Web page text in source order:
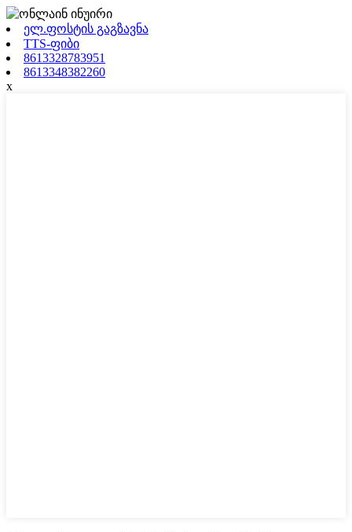
ელ.ფოსტის გაგზავნა
TTS-ფიბი
8613328783951
8613348382260
x